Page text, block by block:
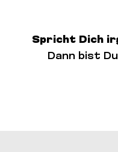
Spricht Dich
Dann bist